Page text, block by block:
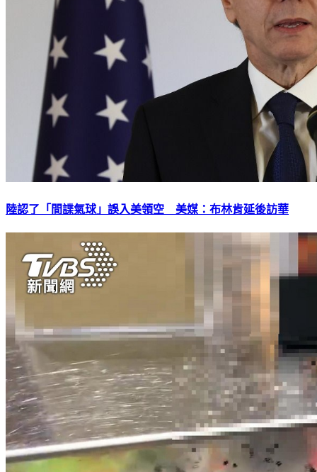
陸認了「間諜氣球」誤入美領空 美媒：布林肯延後訪華